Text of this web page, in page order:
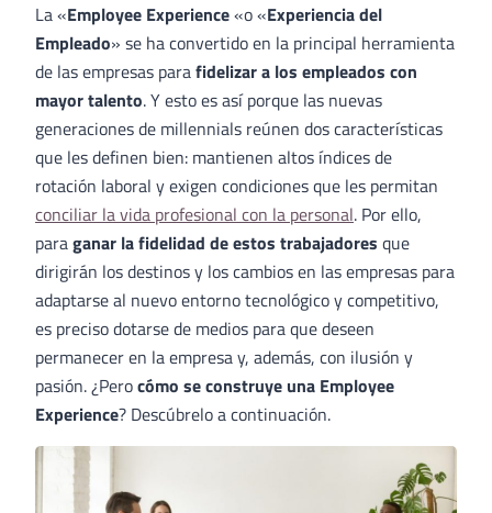
La «Employee Experience«o «Experiencia del
Empleado» se ha convertido en la principal herramienta
de las empresas parafidelizar a los empleados con
mayor talento. Y esto es así porque las nuevas
generaciones de millennials reúnen dos características
que les definen bien: mantienen altos índices de
rotación laboral y exigen condiciones que les permitan
conciliar la vida profesional con la personal. Por ello,
paraganar la fidelidad de estos trabajadores que
dirigirán los destinos y los cambios en las empresas para
adaptarse al nuevo entorno tecnológico y competitivo,
es preciso dotarse de medios para que deseen
permanecer en la empresa y, además, con ilusión y
pasión. ¿Perocómo se construye una Employee
Experience? Descúbrelo a continuación.